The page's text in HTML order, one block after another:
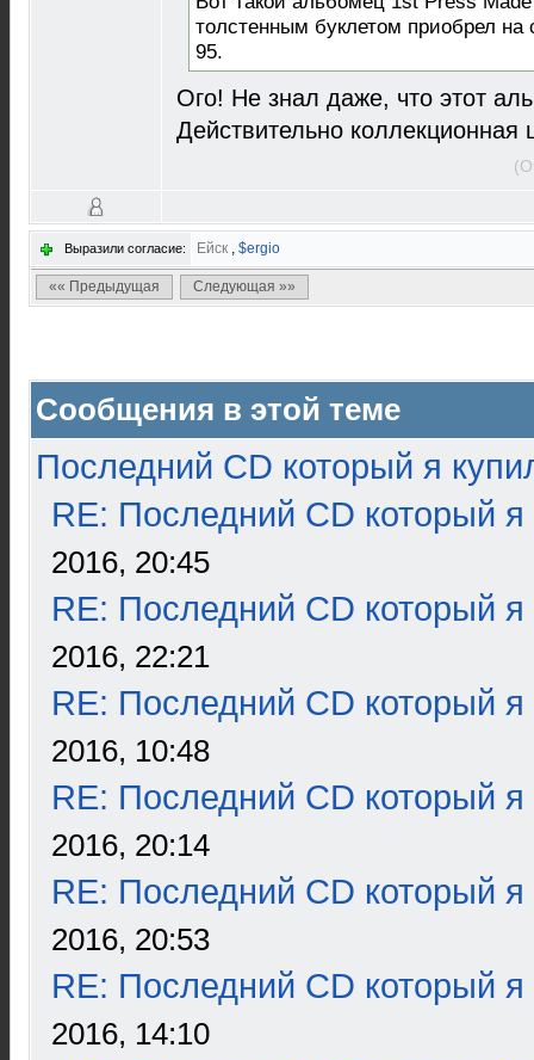
толстенным буклетом приобрел
95.
Ого! Не знал даже, что этот
Действительно коллекционная
Выразили согласие: Ейск , $ergio
«« Предыдущая Следующая »»
Сообщения в этой теме
Последний CD который я
RE: Последний CD который я
2016, 20:45
RE: Последний CD который я
2016, 22:21
RE: Последний CD который я
2016, 10:48
RE: Последний CD который я
2016, 20:14
RE: Последний CD который я
2016, 20:53
RE: Последний CD который я
2016, 14:10